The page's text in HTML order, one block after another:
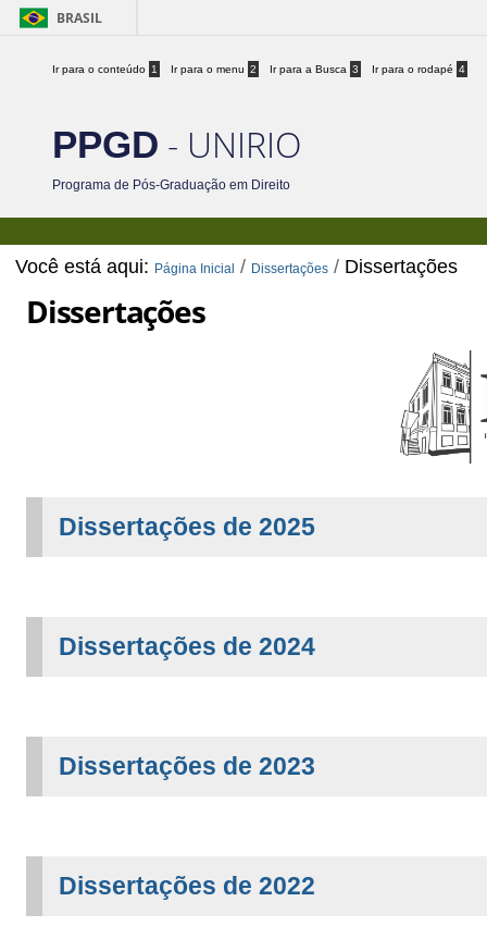
BRASIL
Ir para o conteúdo 1 Ir para o menu 2 Ir para a Busca 3 Ir para o rodapé 4
PPGD - UNIRIO
Programa de Pós-Graduação em Direito
Você está aqui: Página Inicial / Dissertações / Dissertações
Dissertações
Dissertações de 2025
Dissertações de 2024
Dissertações de 2023
Dissertações de 2022